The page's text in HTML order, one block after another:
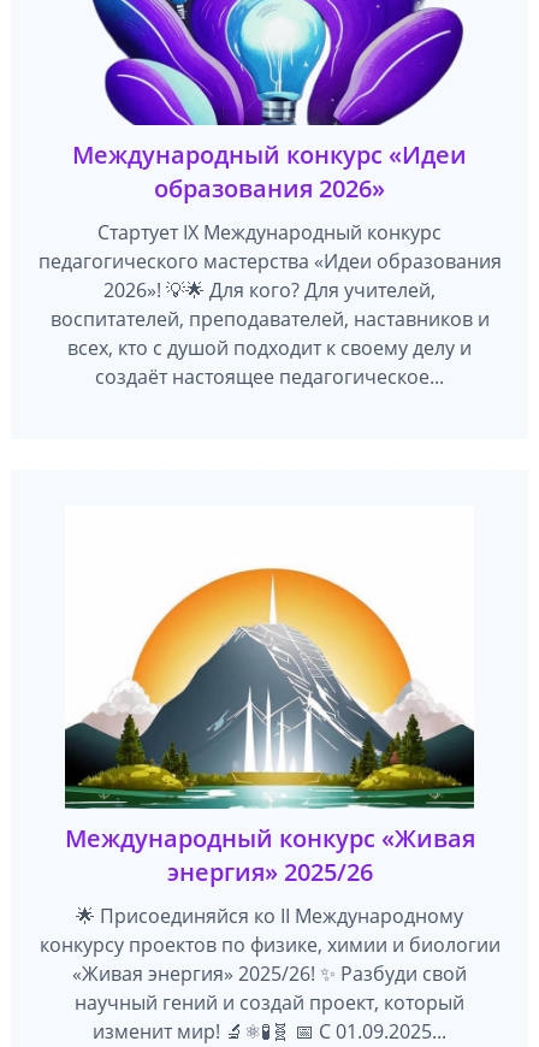
Международный конкурс «Идеи
образования 2026»
Стартует IX Международный конкурс
педагогического мастерства «Идеи образования
2026»! 💡🌟 Для кого? Для учителей,
воспитателей, преподавателей, наставников и
всех, кто с душой подходит к своему делу и
создаёт настоящее педагогическое...
Международный конкурс «Живая
энергия» 2025/26
🌟 Присоединяйся ко II Международному
конкурсу проектов по физике, химии и биологии
«Живая энергия» 2025/26! ✨ Разбуди свой
научный гений и создай проект, который
изменит мир! 🔬⚛️🧪🧬 📅 С 01.09.2025...